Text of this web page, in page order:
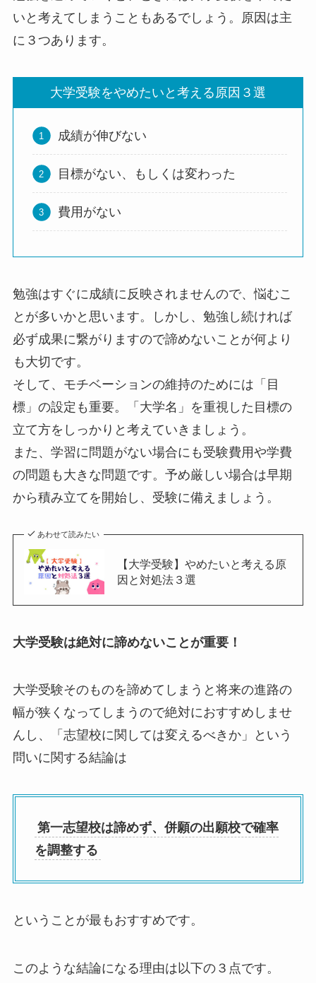
いと考えてしまうこともあるでしょう。原因は主
に３つあります。
大学受験をやめたいと考える原因３選
成績が伸びない
目標がない、もしくは変わった
費用がない
勉強はすぐに成績に反映されませんので、悩むこ
とが多いかと思います。しかし、勉強し続ければ
必ず成果に繋がりますので諦めないことが何より
も大切です。
そして、モチベーションの維持のためには「目
標」の設定も重要。「大学名」を重視した目標の
立て方をしっかりと考えていきましょう。
また、学習に問題がない場合にも受験費用や学費
の問題も大きな問題です。予め厳しい場合は早期
から積み立てを開始し、受験に備えましょう。
あわせて読みたい
【大学受験】やめたいと考える原
因と対処法３選
大学受験は絶対に諦めないことが重要！
大学受験そのものを諦めてしまうと将来の進路の
幅が狭くなってしまうので絶対におすすめしませ
んし、「志望校に関しては変えるべきか」という
問いに関する結論は
第一志望校は諦めず、併願の出願校で確率
を調整する
ということが最もおすすめです。
このような結論になる理由は以下の３点です。